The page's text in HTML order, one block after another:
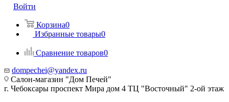
Войти
Корзина0
Избранные товары0
Сравнение товаров0
dompechei@yandex.ru
Салон-магазин "Дом Печей"
г. Чебоксары проспект Мира дом 4 ТЦ "Восточный" 2-ой этаж